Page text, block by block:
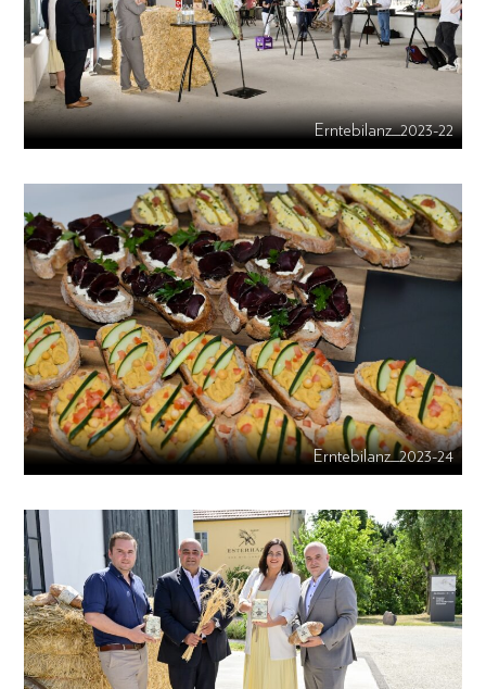
Erntebilanz_2023-22
Erntebilanz_2023-24